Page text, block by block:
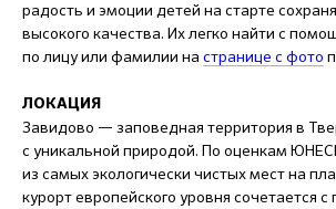
радость и эмоции детей на старте
высокого качества. Их легко найти с
по лицу или фамилии на странице с фото
ЛОКАЦИЯ
Завидово — заповедная территория в
с уникальной природой. По оценкам
из самых экологически чистых мест на
курорт европейского уровня сочетается